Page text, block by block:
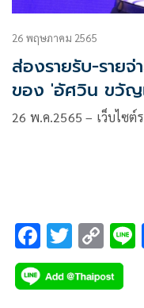
26 พฤษภาคม 2565
ส่องรายรับ-รายจ่
ของ 'อัศวิน ขวัญ
26 พ.ค.2565 – เว็บไซ
F
ac
e
T
wi
tt
C
o
p